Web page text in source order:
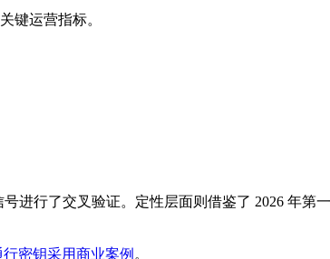
键运营指标。
进行了交叉验证。定性层面则借鉴了 2026 年第
行密钥采用商业案例 。